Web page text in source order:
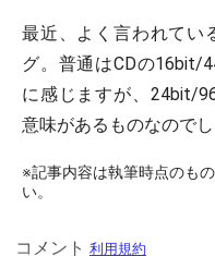
最近、よく言われてい
グ。普通はCDの16bit/
に感じますが、24bit/
意味があるものなので
※記事内容は執筆時点のも
い。